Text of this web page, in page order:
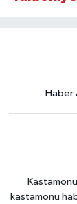
Haber
kastamonu